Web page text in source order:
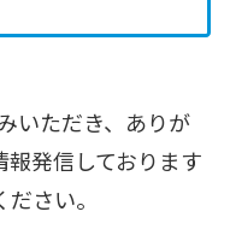
いただき、ありが
報発信しております
さい。